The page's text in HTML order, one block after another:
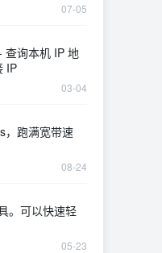
07-05
查询本机 IP 地
IP
03-04
，跑满宽带速
08-24
。可以快速轻
05-23